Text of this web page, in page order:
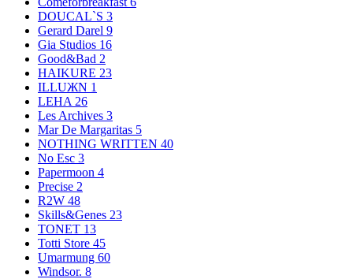
DOUCAL`S 3
Gerard Darel 9
Gia Studios 16
Good&Bad 2
HAIKURE 23
ILLUЖN 1
LEHA 26
Les Archives 3
Mar De Margaritas 5
NOTHING WRITTEN 40
No Esc 3
Papermoon 4
Precise 2
R2W 48
Skills&Genes 23
TONET 13
Totti Store 45
Umarmung 60
Windsor. 8